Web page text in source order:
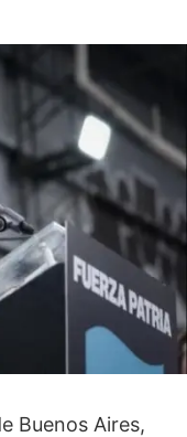
Buenos Aires,